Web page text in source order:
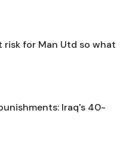
risk for Man Utd so what
Iraq's 40-